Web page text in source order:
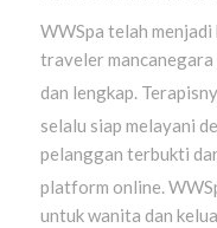
WWSpa telah
traveler
dan lengkap.
selalu siap melayani
pelanggan terbukti
platform online.
untuk wanita dan